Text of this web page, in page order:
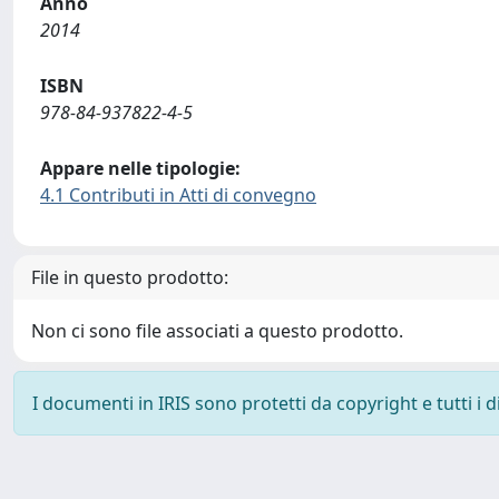
2014
ISBN
978-84-937822-4-5
Appare nelle tipologie:
4.1 Contributi in Atti di convegno
File in questo prodotto:
Non ci sono file associati a questo prodotto.
I documenti in IRIS sono protetti da copyright e tutti i